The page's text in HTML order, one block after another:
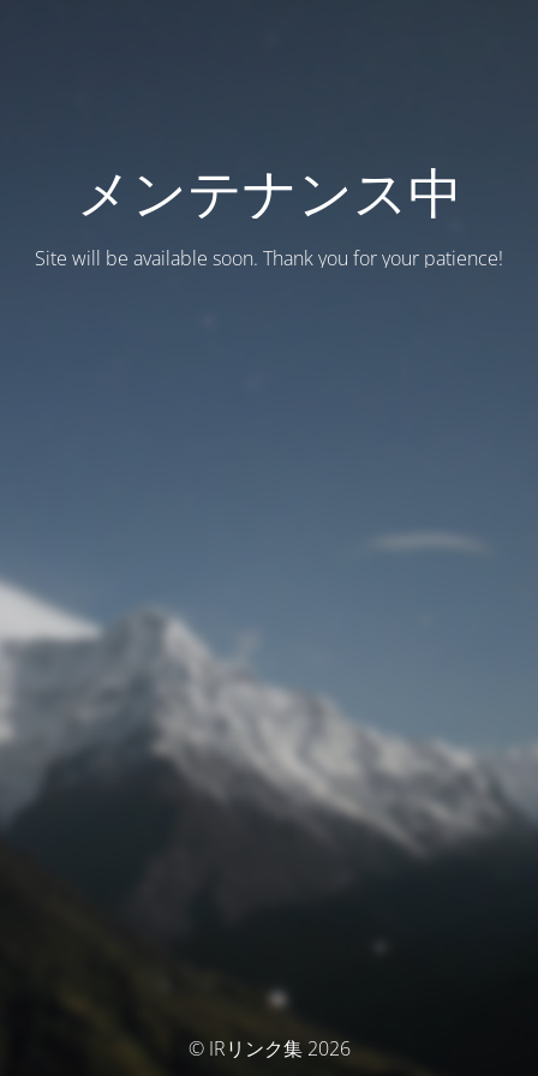
メンテナンス中
Site will be available soon. Thank you for your patience!
© IRリンク集 2026